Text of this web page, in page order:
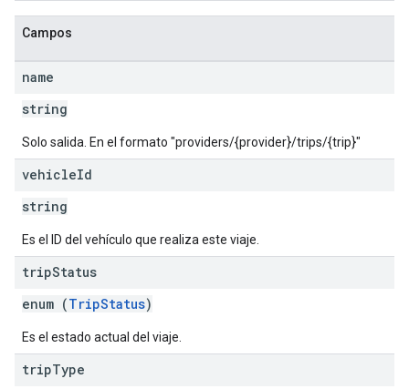
Campos
name
string
Solo salida. En el formato "providers/{provider}/trips/{trip}"
vehicleId
string
Es el ID del vehículo que realiza este viaje.
tripStatus
enum (TripStatus)
Es el estado actual del viaje.
tripType